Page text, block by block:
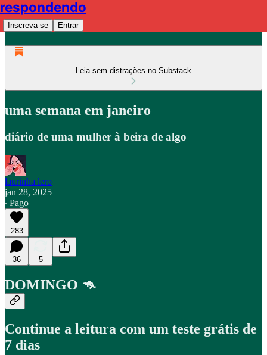
respondendo
Inscreva-se Entrar
Leia sem distrações no Substack
uma semana em janeiro
diário de uma mulher à beira de algo
laurinha lero
jan 28, 2025
∙ Pago
283
36 5
DOMINGO 🦘
Continue a leitura com um teste grátis de
7 dias